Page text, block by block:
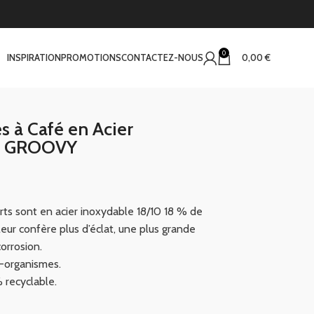
INSPIRATIONPROMOTIONSCONTACTEZ-NOUS 0 0,00€
à Café en Acier
sont en acier inoxydable 18/10 18 % de
confère plus d’éclat, une plus grande
organismes.
recyclable.